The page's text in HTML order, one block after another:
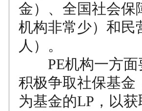
金）、全国社会保
机构非常少）和民
人）。
PE机构一方面
积极争取社保基金
为基金的LP，以